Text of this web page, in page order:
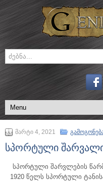
მარტი 4, 2021
სპორტული
სპორტული შარვლების
1920 წელს სპორტული